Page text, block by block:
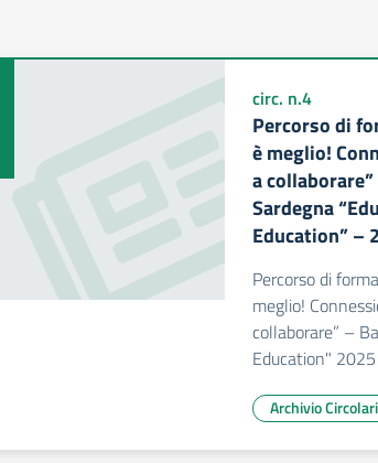
circ. n.4
Percorso di
è meglio!
a
Sardegna
Education” –
Percorso di
meglio!
collaborare” –
Education" 2025
Archivio Circolari